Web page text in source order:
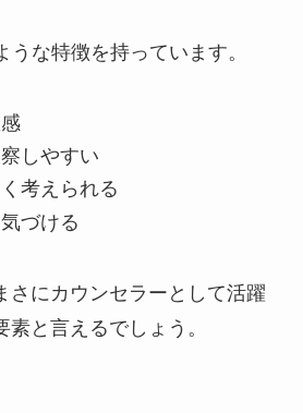
うな特徴を持っています。
しやすい
考えられる
づける
さにカウンセラーとして活躍
と言えるでしょう。